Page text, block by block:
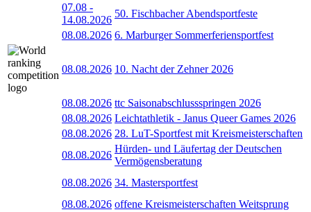
07.08 -
14.08.2026
50. Fischbacher Abendsportfeste
08.08.2026 6. Marburger Sommerferiensportfest
08.08.2026 10. Nacht der Zehner 2026
08.08.2026 ttc Saisonabschlussspringen 2026
08.08.2026 Leichtathletik - Janus Queer Games 2026
08.08.2026 28. LuT-Sportfest mit Kreismeisterschaften
08.08.2026
Hürden- und Läufertag der Deutschen
Vermögensberatung
08.08.2026 34. Mastersportfest
08.08.2026 offene Kreismeisterschaften Weitsprung